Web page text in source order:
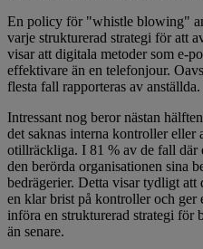
En policy för "whistle blowing"
varje strukturerad strategi för att
visar att digitala metoder som e-
effektivare än en telefonjour.
flesta fall rapporteras av anställda.
Intressant nog beror nästan
det saknas interna kontroller
otillräckliga. I 81 % av de fall där
den berörda organisationen sina
bedrägerier. Detta visar tydligt
en klar brist på kontroller och ger
införa en strukturerad strategi för
än senare.